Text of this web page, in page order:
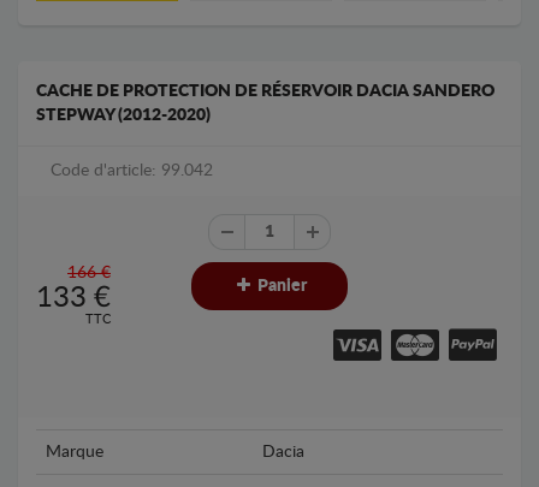
CACHE DE PROTECTION DE RÉSERVOIR DACIA SANDERO
STEPWAY (2012-2020)
Code d'article: 99.042
166 €
133 €
TTC
Panier
Marque Dacia